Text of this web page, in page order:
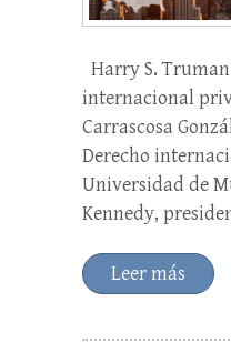
Harry S.
internacional
Carrascosa
Derecho
Universidad de
Kennedy,
Leer más